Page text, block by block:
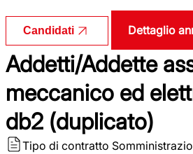
Candidati Dettaglio
Addetti/Addette
meccanico ed
db2 (duplicato)
Tipo di contratto